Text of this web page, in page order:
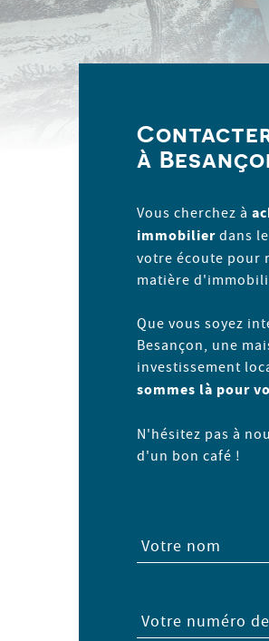
Contacter
à
Vous cherchez à
immobilier dans
votre écoute pour
matière
Que vous soyez
Besançon, une
investissement
sommes là pour
N'hésitez pas à
d'un bon café !
Votre nom
Votre numéro